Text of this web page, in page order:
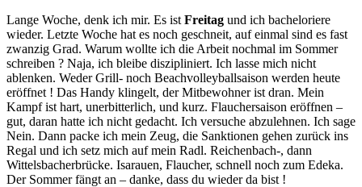
Lange Woche, denk ich mir. Es ist Freitag und ich bacheloriere
wieder. Letzte Woche hat es noch geschneit, auf einmal sind es fast
zwanzig Grad. Warum wollte ich die Arbeit nochmal im Sommer
schreiben ? Naja, ich bleibe diszipliniert. Ich lasse mich nicht
ablenken. Weder Grill- noch Beachvolleyballsaison werden heute
eröffnet ! Das Handy klingelt, der Mitbewohner ist dran. Mein
Kampf ist hart, unerbitterlich, und kurz. Flauchersaison eröffnen –
gut, daran hatte ich nicht gedacht. Ich versuche abzulehnen. Ich sage
Nein. Dann packe ich mein Zeug, die Sanktionen gehen zurück ins
Regal und ich setz mich auf mein Radl. Reichenbach-, dann
Wittelsbacherbrücke. Isarauen, Flaucher, schnell noch zum Edeka.
Der Sommer fängt an – danke, dass du wieder da bist !